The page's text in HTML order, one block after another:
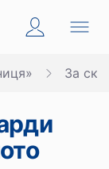
За